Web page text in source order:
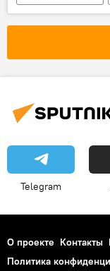
Новый год 2022
Telegram
О проекте Контакты
Политика